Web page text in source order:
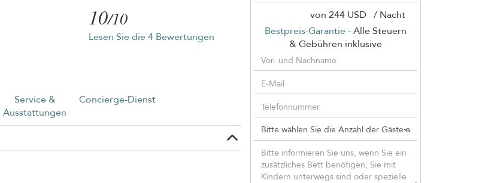
10/10
Lesen Sie die 4 Bewertungen
Service &
Ausstattungen
Concierge-Dienst
von 244 USD / Nacht
Bestpreis-Garantie - Alle Steuern
& Gebühren inklusive